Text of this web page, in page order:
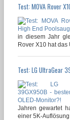
Test: MOVA Rover
in diesem Jahr
Rover X10 hat das
Test: LG UltraGear
Jahren gewartet
einer 5K-Auflösung